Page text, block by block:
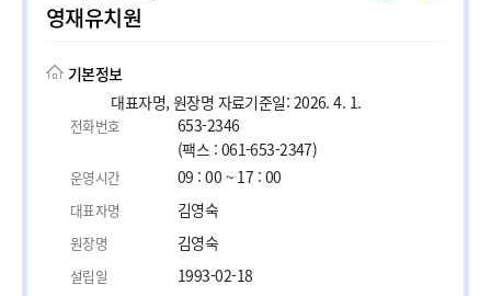
영재유치원
기본정보
대표자명, 원장명 자료기준일: 2026. 4. 1.
전화번호
653-2346
(팩스 : 061-653-2347)
운영시간 09 : 00 ~ 17 : 00
대표자명 김영숙
원장명 김영숙
설립일 1993-02-18